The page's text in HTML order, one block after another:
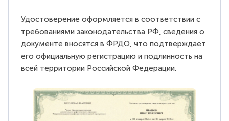
Удостоверение оформляется в соответствии с
требованиями законодательства РФ, сведения о
документе вносятся в ФРДО, что подтверждает
его официальную регистрацию и подлинность на
всей территории Российской Федерации.